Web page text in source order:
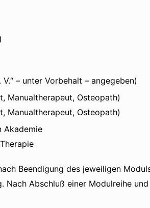
– unter Vorbehalt – angegeben)
Manualtherapeut, Osteopath)
Manualtherapeut, Osteopath)
Akademie
Beendigung des jeweiligen
Nach Abschluß einer Modulreihe